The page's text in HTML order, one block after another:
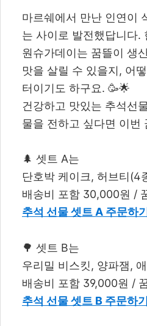
마르쉐에서 만난 인연이
는 사이로 발전했답니다.
원슈가데이는 꿈뜰이 생
맛을 살릴 수 있을지, 어
터이기도 하구요. 🥳🌟
건강하고 맛있는 추석선
물을 전하고 싶다면 이
🌲 셋트 A는
단호박 케이크, 허브티(4
배송비 포함 30,000원 /
추석 선물 셋트 A 주문하
🌳 셋트 B는
우리밀 비스킷, 양파잼,
배송비 포함 39,000원 /
추석 선물 셋트 B 주문하